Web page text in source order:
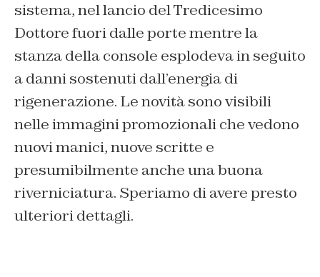
sistema, nel lancio del Tredicesimo
Dottore fuori dalle porte mentre la
stanza della console esplodeva in seguito
a danni sostenuti dall’energia di
rigenerazione. Le novità sono visibili
nelle immagini promozionali che vedono
nuovi manici, nuove scritte e
presumibilmente anche una buona
riverniciatura. Speriamo di avere presto
ulteriori dettagli.